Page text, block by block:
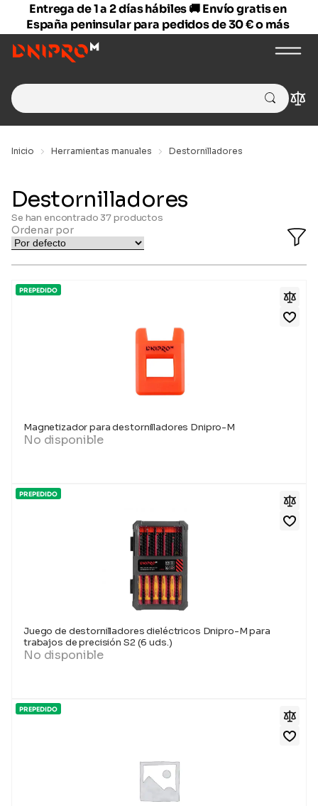
Entrega de 1 a 2 días hábiles 🚚 Envío gratis en
España peninsular para pedidos de 30 € o más
Search
for:
Inicio Herramientas manuales Destornilladores
Destornilladores
Se han encontrado 37productos
Ordenar por
PREPEDIDO
Magnetizador para destornilladores Dnipro-M
No disponible
PREPEDIDO
Juego de destornilladores dieléctricos Dnipro-M para
trabajos de precisión S2 (6 uds.)
No disponible
PREPEDIDO